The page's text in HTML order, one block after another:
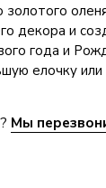
декора и
года и
елочку
Мы